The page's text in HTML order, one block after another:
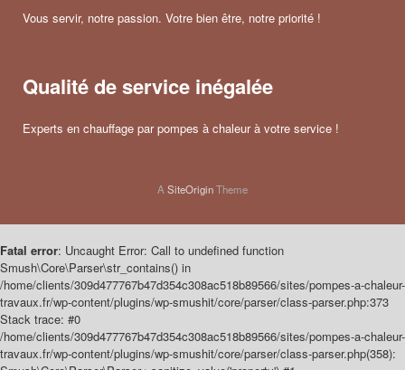
Vous servir, notre passion. Votre bien être, notre priorité !
Qualité de service inégalée
Experts en chauffage par pompes à chaleur à votre service !
ASiteOriginTheme
Fatal error: Uncaught Error: Call to undefined function
Smush\Core\Parser\str_contains() in
/home/clients/309d477767b47d354c308ac518b89566/sites/pompes-a-chaleur-
travaux.fr/wp-content/plugins/wp-smushit/core/parser/class-parser.php:373
Stack trace: #0
/home/clients/309d477767b47d354c308ac518b89566/sites/pompes-a-chaleur-
travaux.fr/wp-content/plugins/wp-smushit/core/parser/class-parser.php(358):